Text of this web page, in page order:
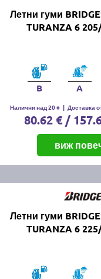
Летни гуми
TURANZA 6
B A
Налични над 20 + | Доставка
80.62 € /
виж
Летни гуми
TURANZA 6